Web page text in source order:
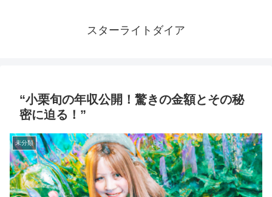
スターライトダイア
“小栗旬の年収公開！驚きの金額とその秘
密に迫る！”
未分類